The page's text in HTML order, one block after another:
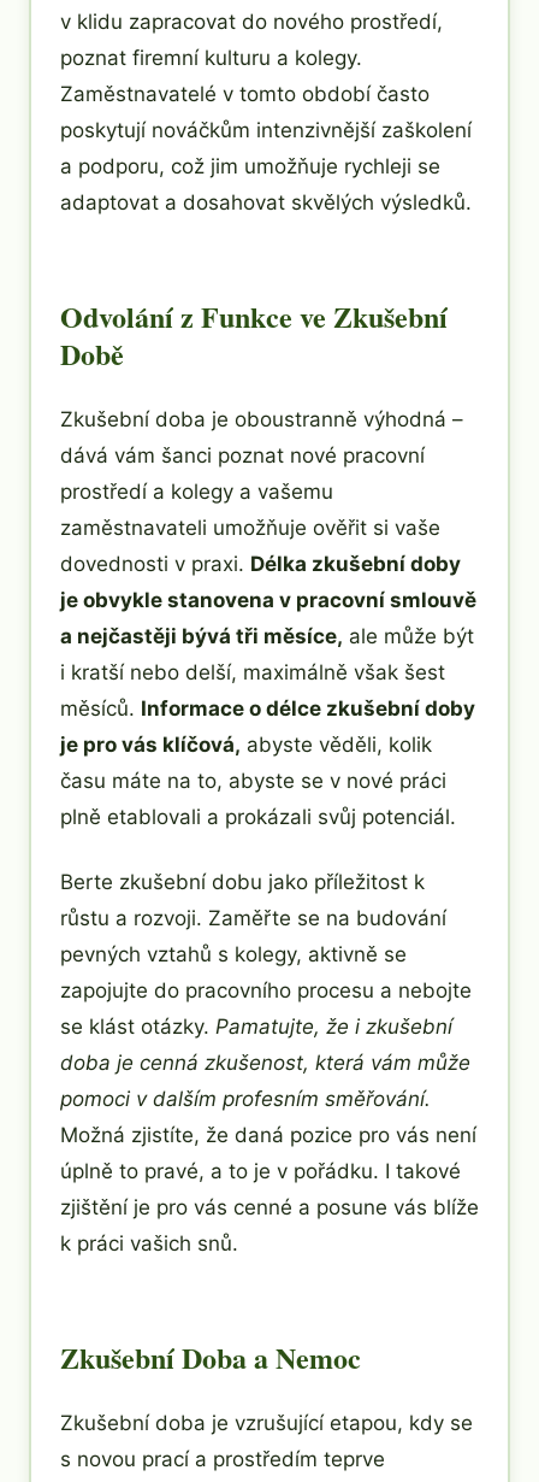
v klidu zapracovat do nového prostředí,
poznat firemní kulturu a kolegy.
Zaměstnavatelé v tomto období často
poskytují nováčkům intenzivnější zaškolení
a podporu, což jim umožňuje rychleji se
adaptovat a dosahovat skvělých výsledků.
Odvolání z Funkce ve Zkušební
Době
Zkušební doba je oboustranně výhodná –
dává vám šanci poznat nové pracovní
prostředí a kolegy a vašemu
zaměstnavateli umožňuje ověřit si vaše
dovednosti v praxi. Délka zkušební doby
je obvykle stanovena v pracovní smlouvě
a nejčastěji bývá tři měsíce, ale může být
i kratší nebo delší, maximálně však šest
měsíců. Informace o délce zkušební doby
je pro vás klíčová, abyste věděli, kolik
času máte na to, abyste se v nové práci
plně etablovali a prokázali svůj potenciál.
Berte zkušební dobu jako příležitost k
růstu a rozvoji. Zaměřte se na budování
pevných vztahů s kolegy, aktivně se
zapojujte do pracovního procesu a nebojte
se klást otázky. Pamatujte, že i zkušební
doba je cenná zkušenost, která vám může
pomoci v dalším profesním směřování.
Možná zjistíte, že daná pozice pro vás není
úplně to pravé, a to je v pořádku. I takové
zjištění je pro vás cenné a posune vás blíže
k práci vašich snů.
Zkušební Doba a Nemoc
Zkušební doba je vzrušující etapou, kdy se
s novou prací a prostředím teprve